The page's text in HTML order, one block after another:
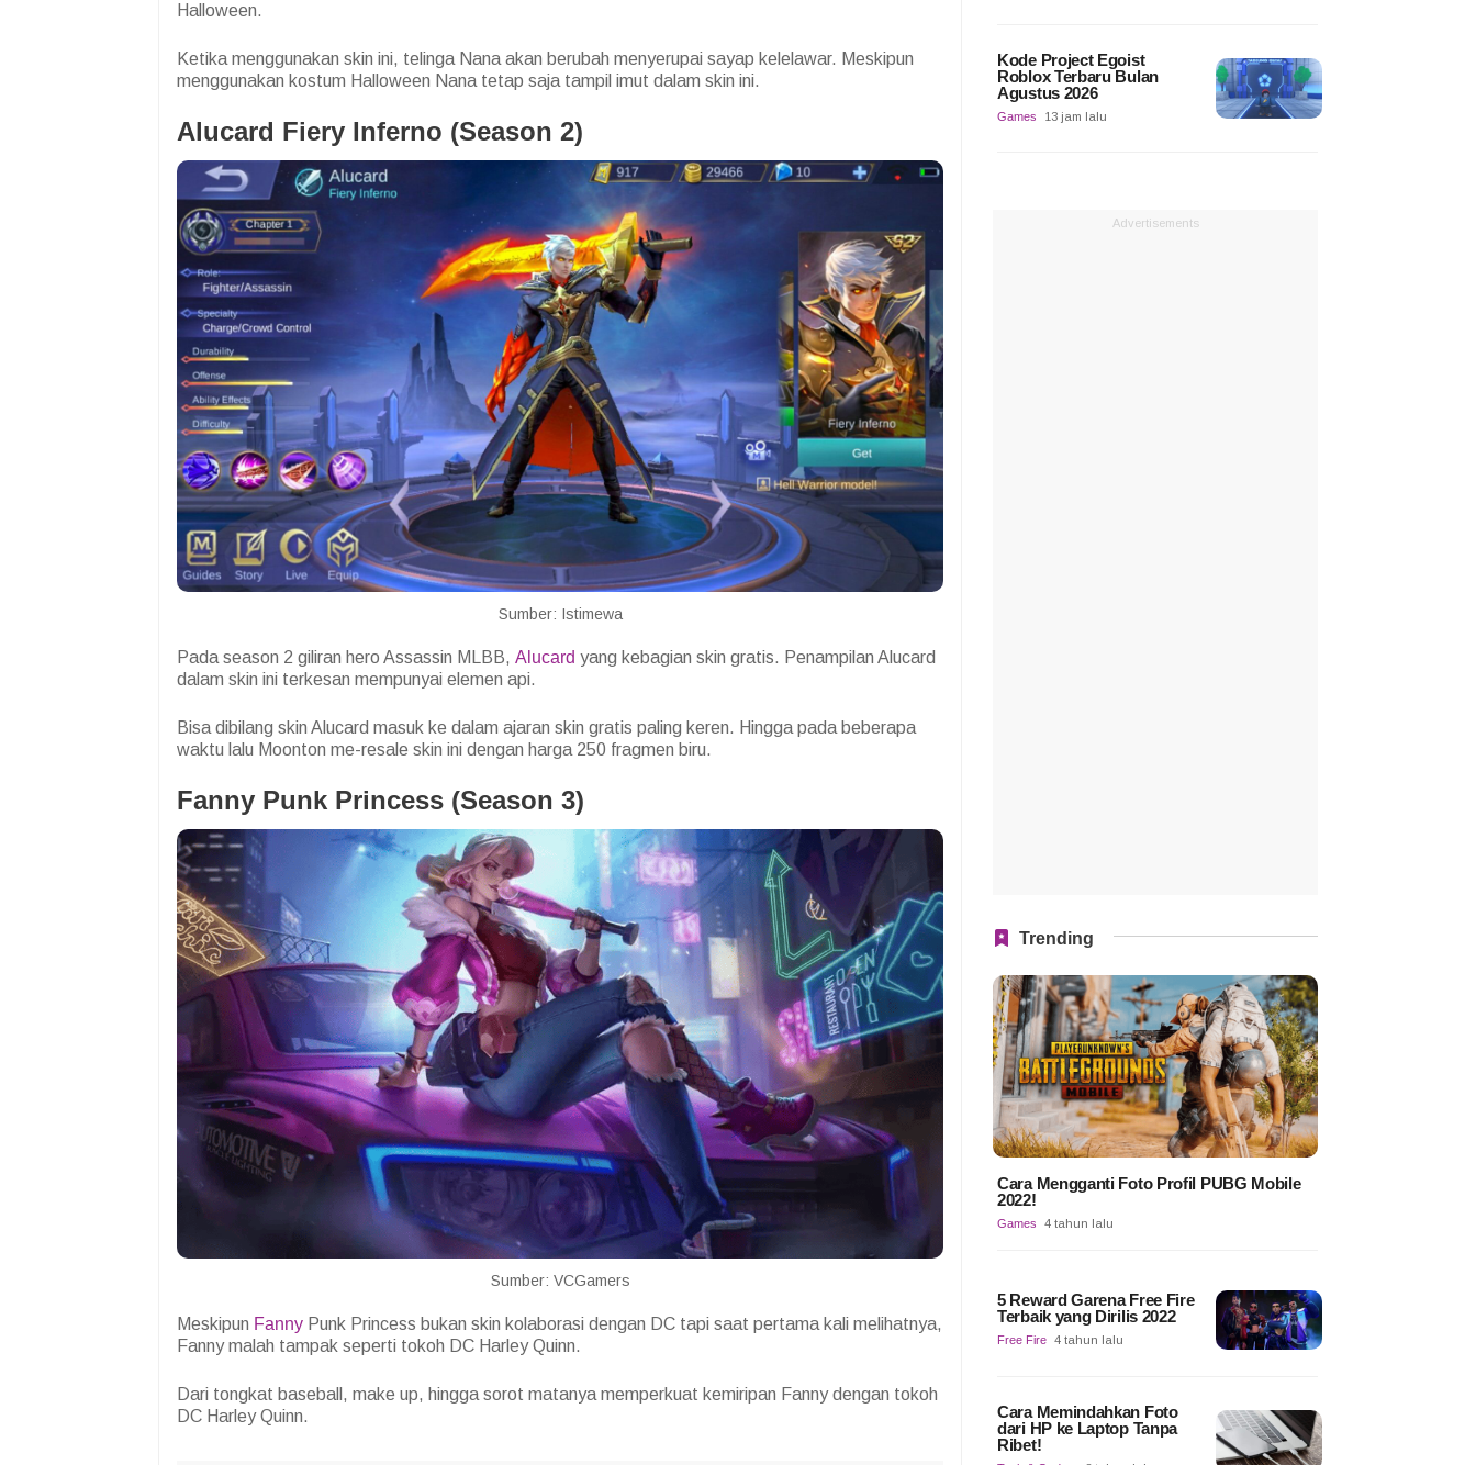
Halloween.
Ketika menggunakan skin ini, telinga Nana akan berubah menyerupai sayap kelelawar. Meskipun
menggunakan kostum Halloween Nana tetap saja tampil imut dalam skin ini.
Alucard Fiery Inferno (Season 2)
Sumber: Istimewa
Pada season 2 giliran hero Assassin MLBB, Alucard yang kebagian skin gratis. Penampilan Alucard
dalam skin ini terkesan mempunyai elemen api.
Bisa dibilang skin Alucard masuk ke dalam ajaran skin gratis paling keren. Hingga pada beberapa
waktu lalu Moonton me-resale skin ini dengan harga 250 fragmen biru.
Fanny Punk Princess (Season 3)
Sumber: VCGamers
Meskipun Fanny Punk Princess bukan skin kolaborasi dengan DC tapi saat pertama kali melihatnya,
Fanny malah tampak seperti tokoh DC Harley Quinn.
Dari tongkat baseball, make up, hingga sorot matanya memperkuat kemiripan Fanny dengan tokoh
DC Harley Quinn.
Kode Project Egoist
Roblox Terbaru Bulan
Agustus 2026
Games 13 jam lalu
Advertisements
Trending
Cara Mengganti Foto Profil PUBG Mobile
2022!
Games 4 tahun lalu
5 Reward Garena Free Fire
Terbaik yang Dirilis 2022
Free Fire 4 tahun lalu
Cara Memindahkan Foto
dari HP ke Laptop Tanpa
Ribet!